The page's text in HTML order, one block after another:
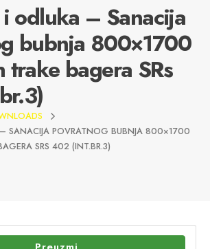
odluka – Sanacija
bubnja 800×1700
trake bagera SRs
SANACIJA POVRATNOG BUBNJA 800×1700
SRS 402 (INT.BR.3)